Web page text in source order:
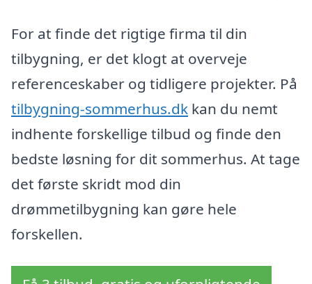
For at finde det rigtige firma til din
tilbygning, er det klogt at overveje
referenceskaber og tidligere projekter. På
tilbygning-sommerhus.dk kan du nemt
indhente forskellige tilbud og finde den
bedste løsning for dit sommerhus. At tage
det første skridt mod din
drømmetilbygning kan gøre hele
forskellen.